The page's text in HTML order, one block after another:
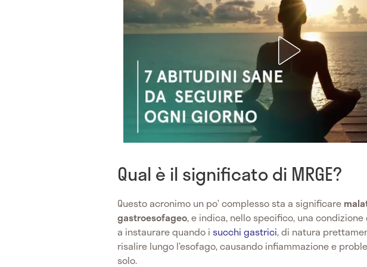
Qual è il significato di MRGE?
Questo acronimo un po’ complesso sta a significare
gastroesofageo, e indica, nello specifico, una
a instaurare quando i succhi gastrici, di natura
risalire lungo l’esofago, causando infiammazione e
solo.